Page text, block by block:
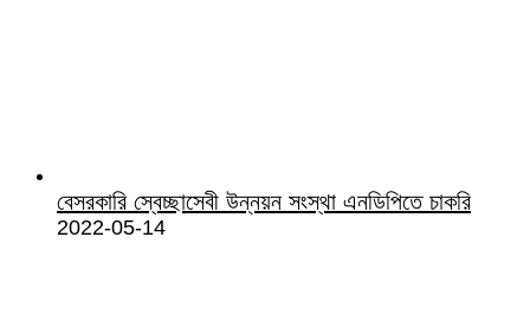
বেসরকারি স্বেচ্ছাসেবী উন্নয়ন সংস্থা এনডিপিতে চাকরি
2022-05-14